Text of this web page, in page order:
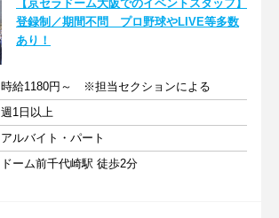
【京セラドーム大阪でのイベントスタッフ】
登録制／期間不問 プロ野球やLIVE等多数
あり！
時給1180円～ ※担当セクションによる
週1日以上
アルバイト・パート
ドーム前千代崎駅 徒歩2分